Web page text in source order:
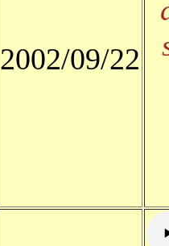
2002/09/22